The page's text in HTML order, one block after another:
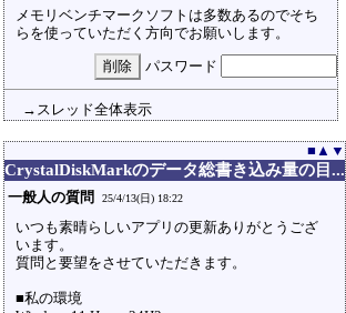
メモリベンチマークソフトは多数あるのでそち
らを使っていただく方向でお願いします。
パスワード
→スレッド全体表示
■ ▲ ▼
CrystalDiskMarkのデータ総書き込み量の目...
一般人の質問 25/4/13(日) 18:22
いつも素晴らしいアプリの更新ありがとうござ
います。
質問と要望をさせていただきます。
■私の環境